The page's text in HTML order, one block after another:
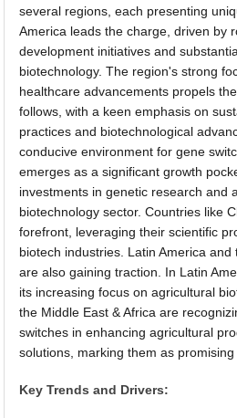
several regions, each presenting
America leads the charge, driven by
development initiatives and
biotechnology. The region's strong
healthcare advancements propels
follows, with a keen emphasis on
practices and biotechnological
conducive environment for gene
emerges as a significant growth
investments in genetic research and
biotechnology sector. Countries like
forefront, leveraging their scientific
biotech industries. Latin America and
are also gaining traction. In Latin
its increasing focus on agricultural
the Middle East & Africa are
switches in enhancing agricultural
solutions, marking them as
Key Trends and Drivers: